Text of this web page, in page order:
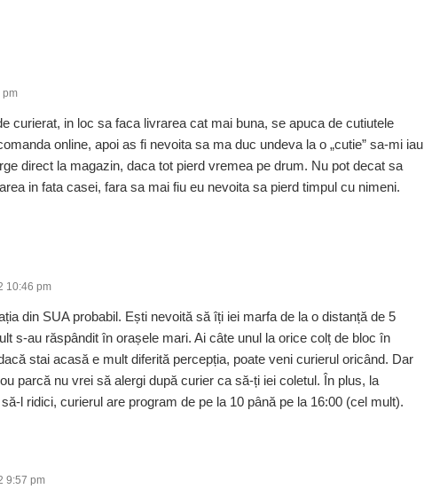
pm
curierat, in loc sa faca livrarea cat mai buna, se apuca de cutiutele
online, apoi as fi nevoita sa ma duc undeva la o „cutie” sa-mi iau
direct la magazin, daca tot pierd vremea pe drum. Nu pot decat sa
in fata casei, fara sa mai fiu eu nevoita sa pierd timpul cu nimeni.
10:46 pm
din SUA probabil. Ești nevoită să îți iei marfa de la o distanță de 5
s-au răspândit în orașele mari. Ai câte unul la orice colț de bloc în
stai acasă e mult diferită percepția, poate veni curierul oricând. Dar
parcă nu vrei să alergi după curier ca să-ți iei coletul. În plus, la
l ridici, curierul are program de pe la 10 până pe la 16:00 (cel mult).
9:57 pm